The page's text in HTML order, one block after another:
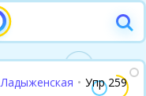
Ладыженская • Упр 259